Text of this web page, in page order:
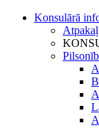
Konsulārā
Atpakaļ